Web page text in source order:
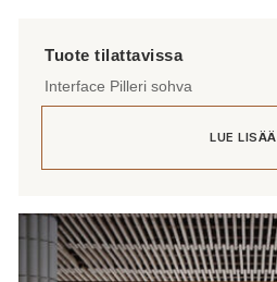
Interface Pilleri sohva
LUE LISÄÄ